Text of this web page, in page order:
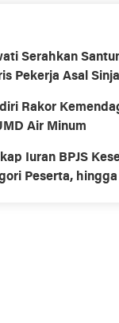
Serahkan
Pekerja Asal
Rakor
Air Minum
Iuran BPJS
Peserta,